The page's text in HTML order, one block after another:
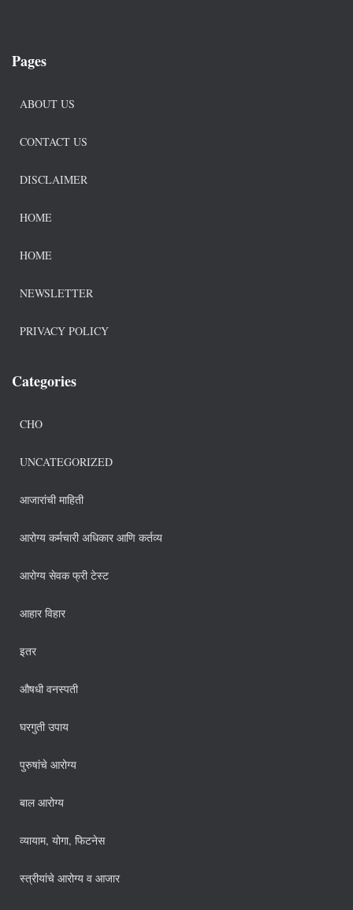
Pages
ABOUT US
CONTACT US
DISCLAIMER
HOME
HOME
NEWSLETTER
PRIVACY POLICY
Categories
CHO
UNCATEGORIZED
आजारांची माहिती
आरोग्य कर्मचारी अधिकार आणि कर्तव्य
आरोग्य सेवक फ्री टेस्ट
आहार विहार
इतर
औषधी वनस्पती
घरगुती उपाय
पुरुषांचे आरोग्य
बाल आरोग्य
व्यायाम, योगा, फिटनेस
स्त्रीयांचे आरोग्य व आजार